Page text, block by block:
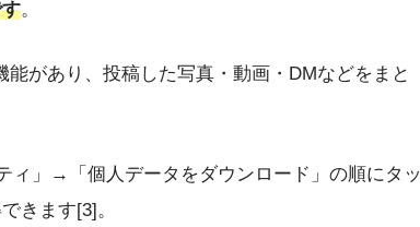
。
があり、投稿した写真・動画・DMなどをまと
」→「個人データをダウンロード」の順にタッ
きます[3]。